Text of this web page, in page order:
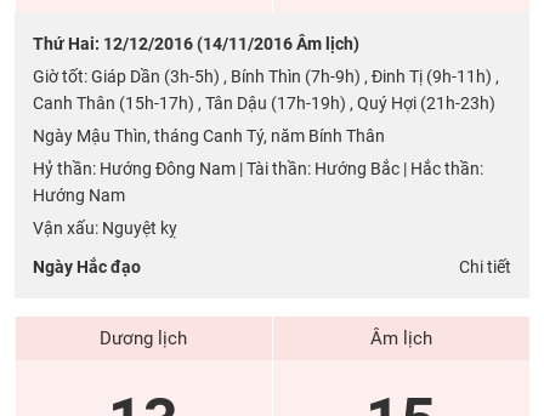
Thứ Hai: 12/12/2016 (14/11/2016 Âm lịch)
Giờ tốt: Giáp Dần (3h-5h) , Bính Thìn (7h-9h) , Đinh Tị (9h-11h) ,
Canh Thân (15h-17h) , Tân Dậu (17h-19h) , Quý Hợi (21h-23h)
Ngày Mậu Thìn, tháng Canh Tý, năm Bính Thân
Hỷ thần: Hướng Đông Nam | Tài thần: Hướng Bắc | Hắc thần:
Hướng Nam
Vận xấu: Nguyệt kỵ
Ngày Hắc đạo
Chi tiết
Dương lịch Âm lịch